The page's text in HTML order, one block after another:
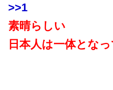
>>1
素晴らしい
日本人は一体とな